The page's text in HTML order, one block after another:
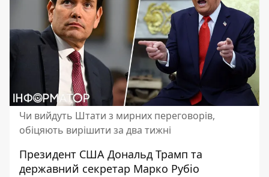
Чи вийдуть Штати з мирних переговорів,
обіцяють вирішити за два тижні
Президент США Дональд Трамп та
державний секретар Марко Рубіо